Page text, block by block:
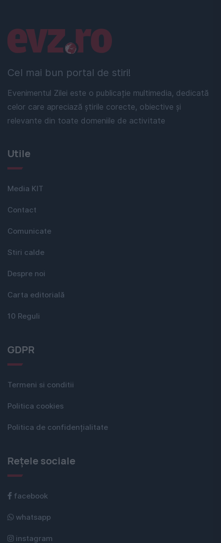
Cel mai bun portal de stiri!
Evenimentul Zilei este o publicație multimedia, dedicată
celor care apreciază știrile corecte, obiective și
relevante din toate domeniile de activitate
Linkuri utile
Utile
Media KIT
Contact
Comunicate
Stiri calde
Despre noi
Carta editorială
10 Reguli
GDPR
Termeni si conditii
Politica cookies
Politica de confidențialitate
Rețele sociale
facebook
whatsapp
instagram